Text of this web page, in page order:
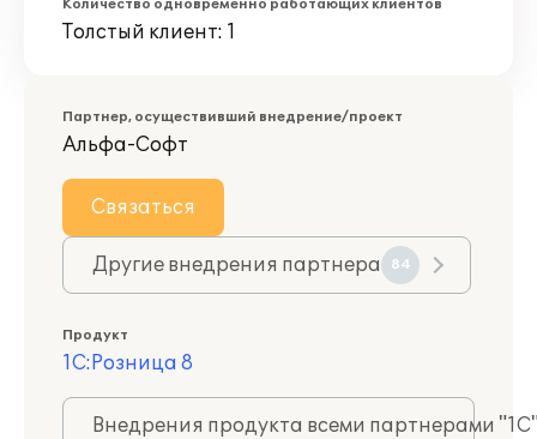
Количество одновременно работающих клиентов
Толстый клиент: 1
Партнер, осуществивший внедрение/проект
Альфа-Софт
Связаться
Другие внедрения партнера 84
Продукт
1С:Розница 8
Внедрения продукта всеми партнерами